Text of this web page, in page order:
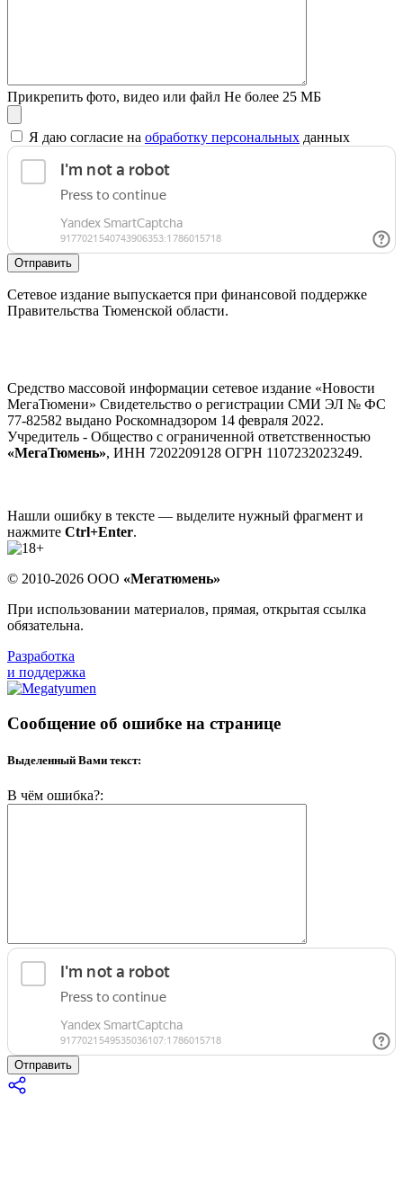
Прикрепить фото, видео или файл Не более 25 МБ
Я даю согласие на обработку персональных данных
Отправить
Сетевое издание выпускается при финансовой поддержке
Правительства Тюменской области.
Средство массовой информации сетевое издание «Новости
МегаТюмени» Свидетельство о регистрации СМИ ЭЛ № ФС
77-82582 выдано Роскомнадзором 14 февраля 2022.
Учредитель - Общество с ограниченной ответственностью
«МегаТюмень», ИНН 7202209128 ОГРН 1107232023249.
Нашли ошибку в тексте — выделите нужный фрагмент и
нажмите Ctrl+Enter.
© 2010-2026 ООО «Мегатюмень»
При использовании материалов, прямая, открытая ссылка
обязательна.
Разработка
и поддержка
Сообщение об ошибке на странице
Выделенный Вами текст:
В чём ошибка?:
Отправить